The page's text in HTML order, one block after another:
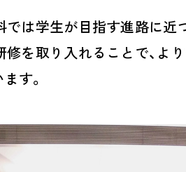
は学生が目指す進路に近
を取り入れることで、よ
す。